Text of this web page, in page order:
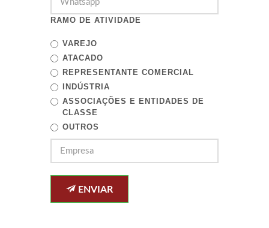
RAMO DE ATIVIDADE
VAREJO
ATACADO
REPRESENTANTE COMERCIAL
INDÚSTRIA
ASSOCIAÇÕES E ENTIDADES DE
CLASSE
OUTROS
ENVIAR